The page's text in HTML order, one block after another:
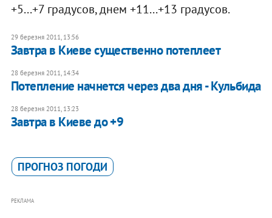
+5...+7 градусов, днем +11...+13 градусов.
29 березня 2011, 13:56
Завтра в Киеве существенно потеплеет
28 березня 2011, 14:34
Потепление начнется через два дня - Кульбида
28 березня 2011, 13:23
Завтра в Киеве до +9
ПРОГНОЗ ПОГОДИ
РЕКЛАМА